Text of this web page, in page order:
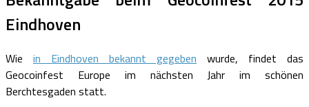
Eindhoven
Wie in Eindhoven bekannt gegeben wurde, findet das
Geocoinfest Europe im nächsten Jahr im schönen
Berchtesgaden statt.